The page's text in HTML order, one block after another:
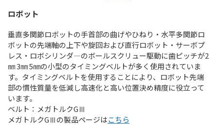
ロボット
垂直多関節ロボットの手首部の曲げやひねり・水平多関節ロ
ボットの先端軸の上下や旋回および直行ロボット・サーボプ
レス・ロボシリンダ―のボールスクリュー駆動に歯ピッチが2
㎜ 3㎜ 5㎜の小型のタイミングベルトが多く使用されていま
す。タイミングベルトを使用することにより、ロボット先端
部の慣性質量を低減し高速化と高い位置決め精度に役立って
います。
ベルト：メガトルクGⅢ
メガトルクGⅢの製品ページはこちら